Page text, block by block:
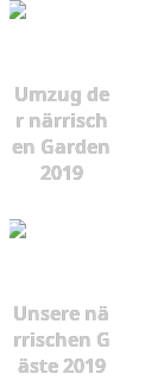
Umzug de
r närrisch
en Garden
2019
Unsere nä
rrischen G
äste 2019